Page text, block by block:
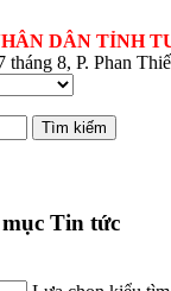
DÂN TỈNH
8, P. Phan
Tin tức